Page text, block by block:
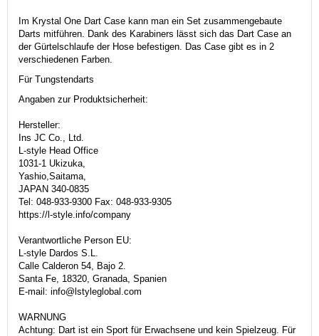
Im Krystal One Dart Case kann man ein Set zusammengebaute
Darts mitführen. Dank des Karabiners lässt sich das Dart Case an
der Gürtelschlaufe der Hose befestigen. Das Case gibt es in 2
verschiedenen Farben.
Für Tungstendarts
Angaben zur Produktsicherheit:
Hersteller:
Ins JC Co., Ltd.
L-style Head Office
1031-1 Ukizuka,
Yashio,Saitama,
JAPAN 340-0835
Tel: 048-933-9300 Fax: 048-933-9305
https://l-style.info/company
Verantwortliche Person EU:
L-style Dardos S.L.
Calle Calderon 54, Bajo 2.
Santa Fe, 18320, Granada, Spanien
E-mail: info@lstyleglobal.com
WARNUNG
Achtung: Dart ist ein Sport für Erwachsene und kein Spielzeug. Für